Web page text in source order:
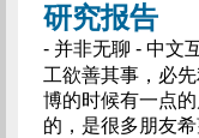
研究报告
- 并非无聊 - 中文
工欲善其事，必
博的时候有一点
的，是很多朋友